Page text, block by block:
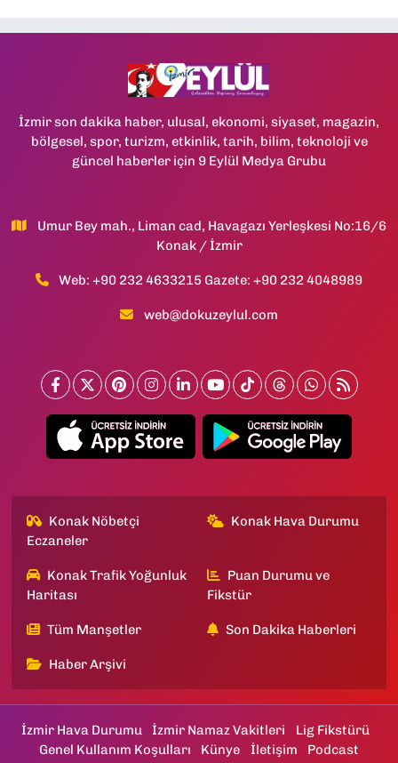
İzmir son dakika haber, ulusal, ekonomi, siyaset, magazin,
bölgesel, spor, turizm, etkinlik, tarih, bilim, teknoloji ve
güncel haberler için 9 Eylül Medya Grubu
Umur Bey mah., Liman cad, Havagazı Yerleşkesi No:16/6
Konak / İzmir
Web: +90 232 4633215 Gazete: +90 232 4048989
web@dokuzeylul.com
Konak Nöbetçi
Eczaneler
Konak Hava Durumu
Konak Trafik Yoğunluk
Haritası
Puan Durumu ve
Fikstür
Tüm Manşetler Son Dakika Haberleri
Haber Arşivi
İzmir Hava Durumu İzmir Namaz Vakitleri
Lig Fikstürü
Genel Kullanım Koşulları
Künye İletişim Podcast